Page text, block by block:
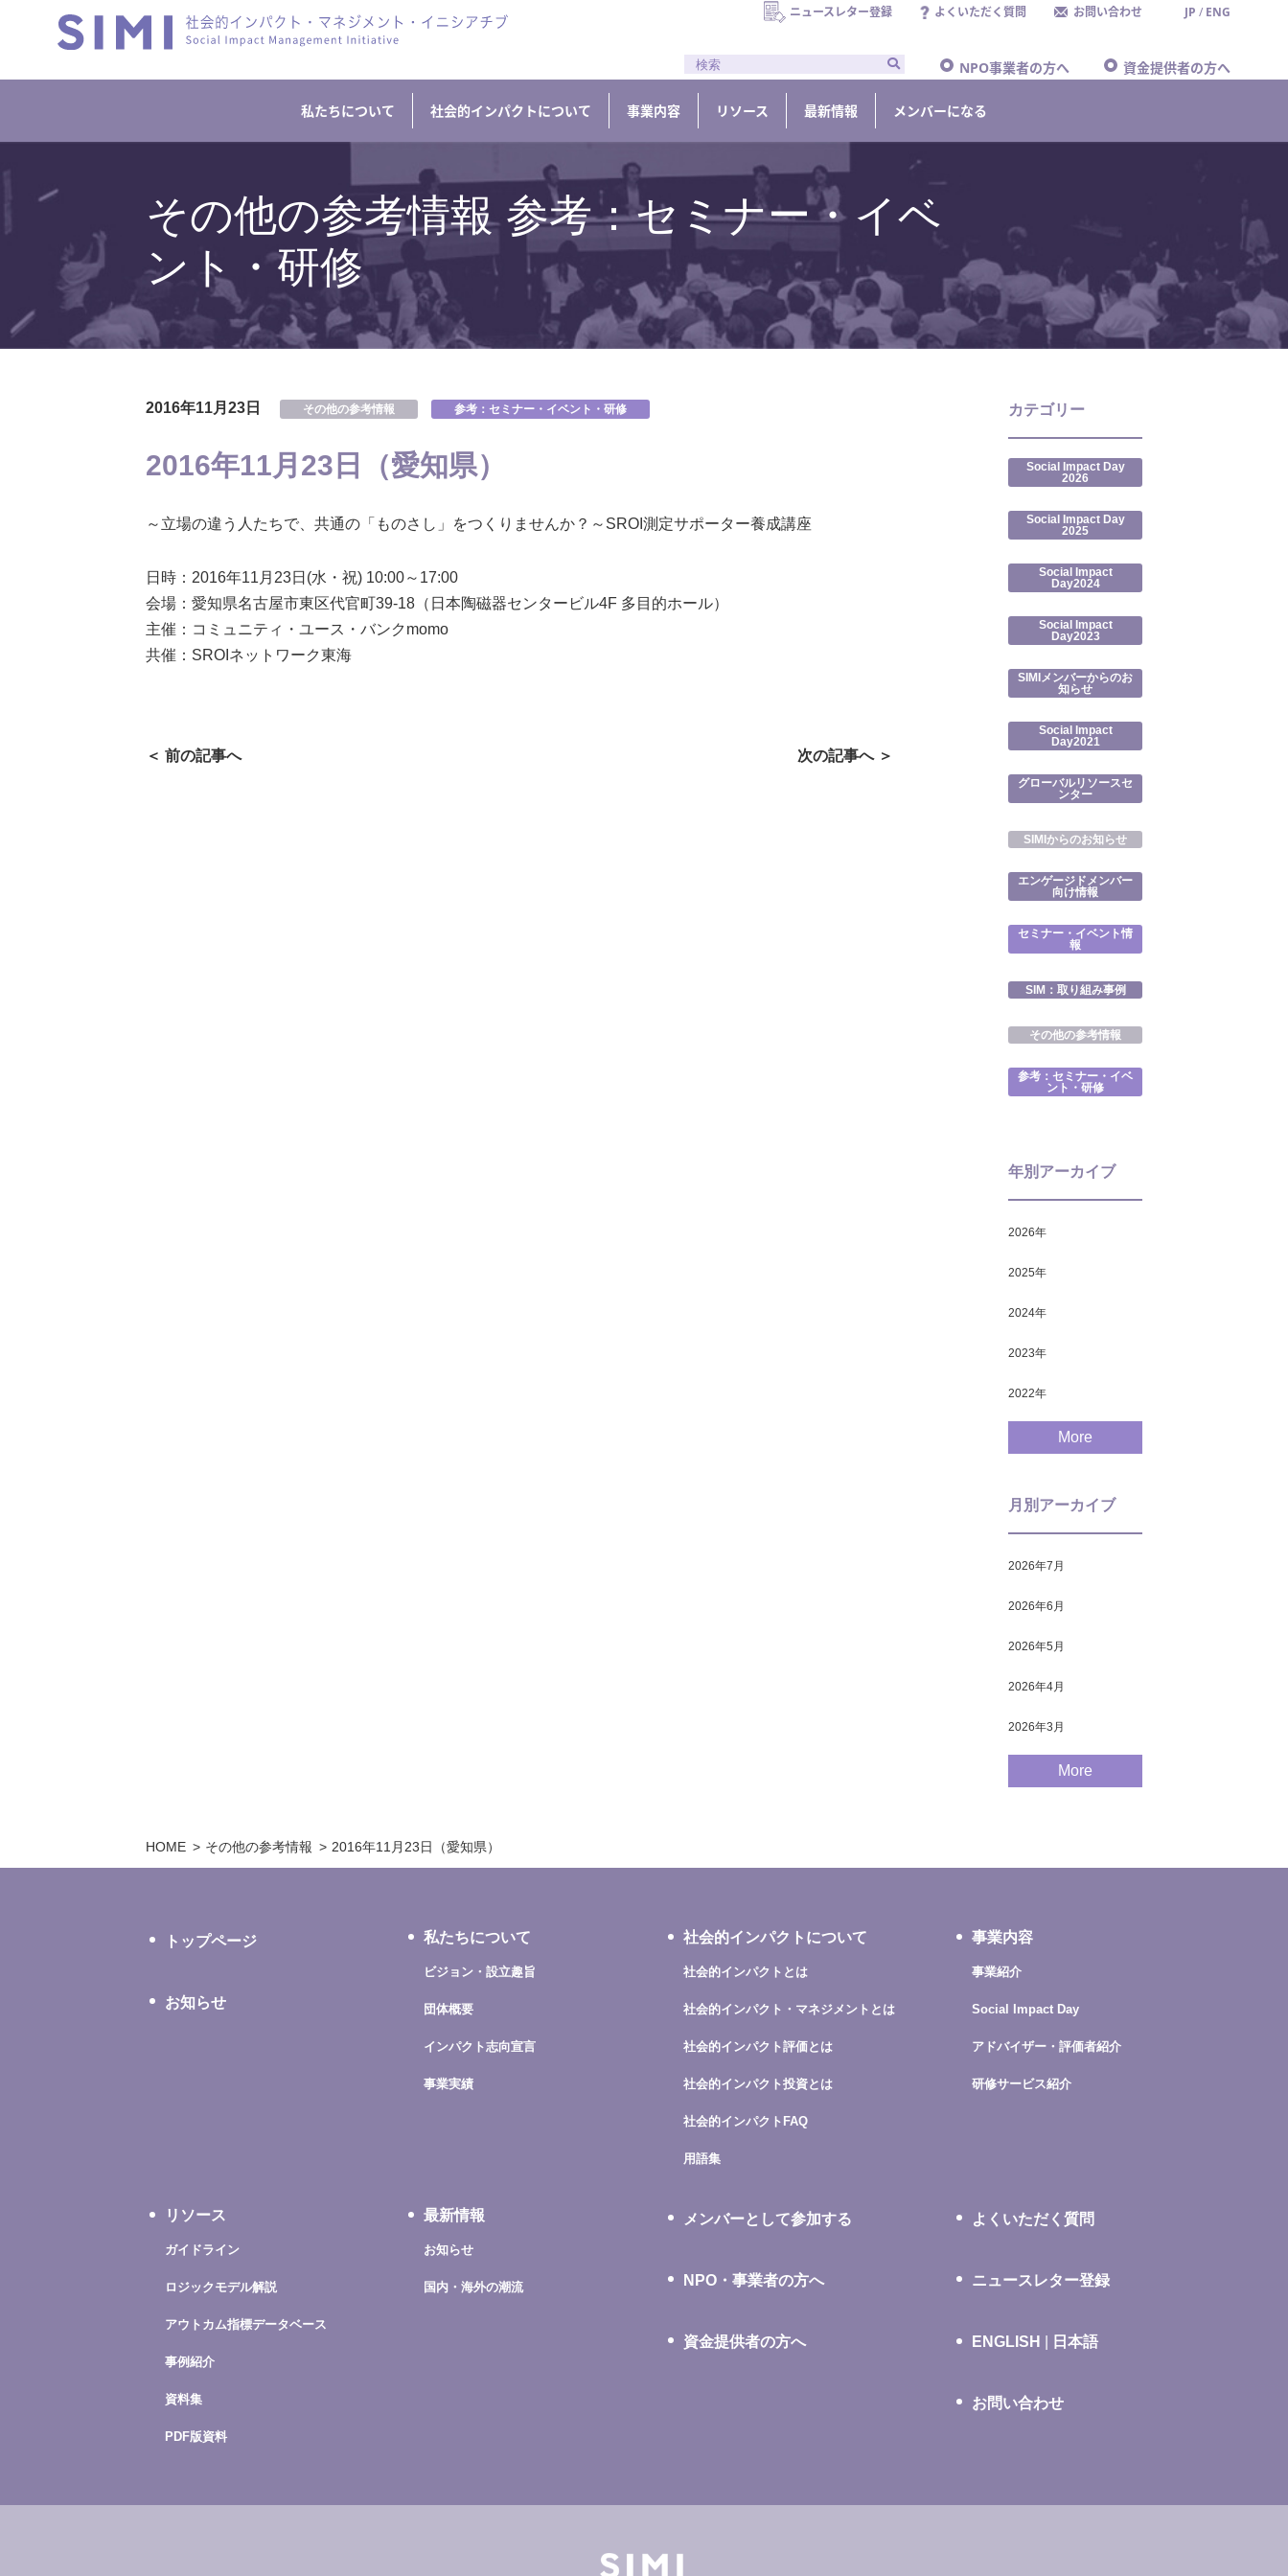
ニュースレター登録 よくいただく質問 お問い合わせ JP / ENG
NPO事業者の方へ 資金提供者の方へ
私たちについて 社会的インパクトについて 事業内容 リソース 最新情報 メンバーになる
その他の参考情報 参考：セミナー・イベ
ント・研修
2016年11月23日 その他の参考情報 参考：セミナー・イベント・研修
2016年11月23日（愛知県）
～立場の違う人たちで、共通の「ものさし」をつくりませんか？～SROI測定サポーター養成講座
日時：2016年11月23日(水・祝) 10:00～17:00
会場：愛知県名古屋市東区代官町39-18（日本陶磁器センタービル4F 多目的ホール）
主催：コミュニティ・ユース・バンクmomo
共催：SROIネットワーク東海
＜ 前の記事へ 次の記事へ ＞
カテゴリー
Social Impact Day
2026
Social Impact Day
2025
Social Impact
Day2024
Social Impact
Day2023
SIMIメンバーからのお
知らせ
Social Impact
Day2021
グローバルリソースセ
ンター
SIMIからのお知らせ
エンゲージドメンバー
向け情報
セミナー・イベント情
報
SIM：取り組み事例
その他の参考情報
参考：セミナー・イベ
ント・研修
年別アーカイブ
2026年
2025年
2024年
2023年
2022年
More
月別アーカイブ
2026年7月
2026年6月
2026年5月
2026年4月
2026年3月
More
HOME その他の参考情報 2016年11月23日（愛知県）
トップページ
お知らせ
私たちについて
ビジョン・設立趣旨
団体概要
インパクト志向宣言
事業実績
社会的インパクトについて
社会的インパクトとは
社会的インパクト・マネジメントとは
社会的インパクト評価とは
社会的インパクト投資とは
社会的インパクトFAQ
用語集
事業内容
事業紹介
Social Impact Day
アドバイザー・評価者紹介
研修サービス紹介
リソース
ガイドライン
ロジックモデル解説
アウトカム指標データベース
事例紹介
資料集
PDF版資料
最新情報
お知らせ
国内・海外の潮流
メンバーとして参加する
NPO・事業者の方へ
資金提供者の方へ
よくいただく質問
ニュースレター登録
ENGLISH 日本語
お問い合わせ